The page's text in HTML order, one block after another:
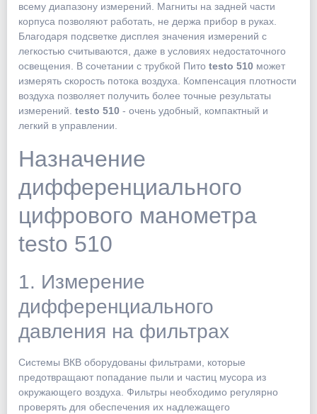
всему диапазону измерений. Магниты на задней части
корпуса позволяют работать, не держа прибор в руках.
Благодаря подсветке дисплея значения измерений с
легкостью считываются, даже в условиях недостаточного
освещения. В сочетании с трубкой Пито testo 510 может
измерять скорость потока воздуха. Компенсация плотности
воздуха позволяет получить более точные результаты
измерений. testo 510 - очень удобный, компактный и
легкий в управлении.
Назначение
дифференциального
цифрового манометра
testo 510
1. Измерение
дифференциального
давления на фильтрах
Системы ВКВ оборудованы фильтрами, которые
предотвращают попадание пыли и частиц мусора из
окружающего воздуха. Фильтры необходимо регулярно
проверять для обеспечения их надлежащего